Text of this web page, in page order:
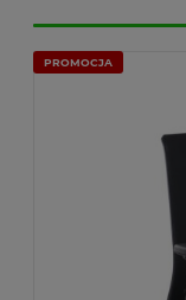
PROMOCJA